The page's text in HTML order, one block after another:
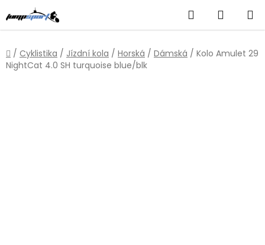
na
obsah
Hledat
KOŠÍK
Domů
/ Cyklistika / Jízdní kola / Horská / Dámská / Kolo Amulet 29
NightCat 4.0 SH turquoise blue/blk